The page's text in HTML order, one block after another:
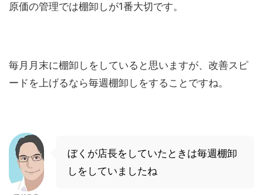
原価の管理では棚卸しが1番大切です。
毎月月末に棚卸しをしていると思いますが、改善スピ
ードを上げるなら毎週棚卸しをすることですね。
ぼくが店長をしていたときは毎週棚卸
しをしていましたね